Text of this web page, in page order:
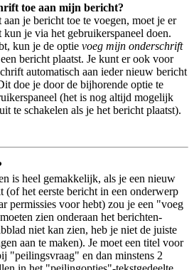
toe aan mijn bericht?
je bericht toe te voegen, moet je er
kun je via het gebruikerspaneel doen.
kun je de optie voeg mijn onderschrift
bericht plaatst. Je kunt er ook voor
automatisch aan ieder nieuw bericht
doe je door de bijhorende optie te
(het is nog altijd mogelijk
te schakelen als je het bericht plaatst).
is heel gemakkelijk, als je een nieuw
(of het eerste bericht in een onderwerp
permissies voor hebt) zou je een "voeg
zien onderaan het berichten-
niet kan zien, heb je niet de juiste
aan te maken). Je moet een titel voor
"peilingsvraag" en dan minstens 2